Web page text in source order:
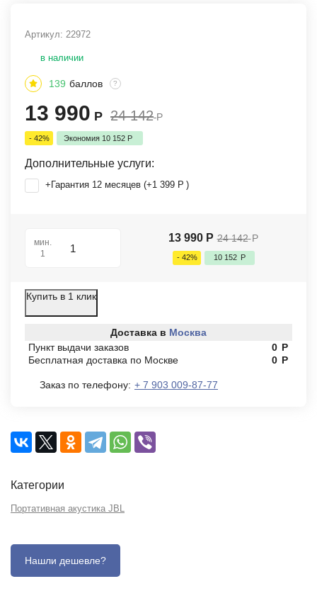
Артикул: 22972
в наличии
139 баллов ?
13 990 Р 24 142 Р
- 42% Экономия 10 152 Р
Дополнительные услуги:
+Гарантия 12 месяцев (+1 399 Р )
мин.
1
13 990 Р 24 142 Р
- 42% 10 152 Р
Купить в 1 клик
Доставка в Москва
Пункт выдачи заказов
0 Р
Бесплатная доставка по Москве
0 Р
Заказ по телефону: + 7 903 009-87-77
Категории
Портативная акустика JBL